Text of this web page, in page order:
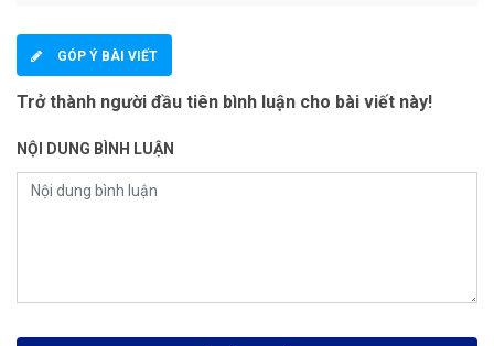
GÓP Ý BÀI VIẾT
Trở thành người đầu tiên bình luận cho bài viết này!
NỘI DUNG BÌNH LUẬN